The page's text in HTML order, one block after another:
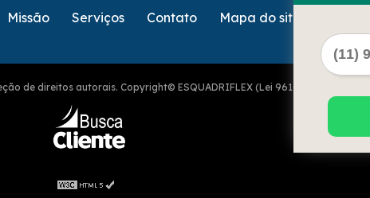
Missão Serviços Contato Mapa do site
de direitos autorais. Copyright© ESQUADRIFLEX (Lei 9610 de 19/02/1998)